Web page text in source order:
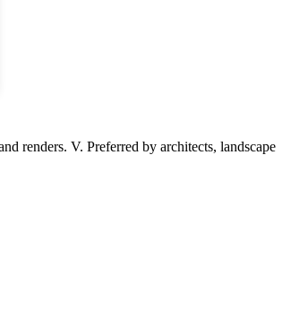
renders. V. Preferred by architects, landscape